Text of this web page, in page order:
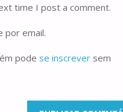
time I post a comment.
por email.
pode se inscrever sem